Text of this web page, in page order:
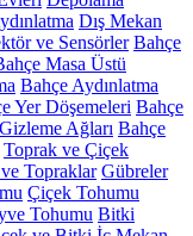
Dış Mekan
ve Sensörler Bahçe
Masa Üstü
Bahçe Aydınlatma
Yer Döşemeleri Bahçe
Ağları Bahçe
Toprak ve Çiçek
Topraklar Gübreler
Çiçek Tohumu
Tohumu Bitki